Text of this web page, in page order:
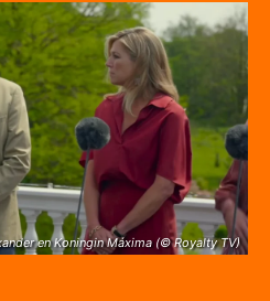
en Koningin Máxima (© Royalty TV)